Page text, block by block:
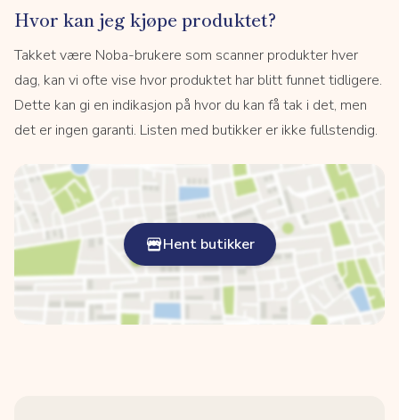
Hvor kan jeg kjøpe produktet?
Takket være Noba-brukere som scanner produkter hver
dag, kan vi ofte vise hvor produktet har blitt funnet tidligere.
Dette kan gi en indikasjon på hvor du kan få tak i det, men
det er ingen garanti. Listen med butikker er ikke fullstendig.
Hent butikker